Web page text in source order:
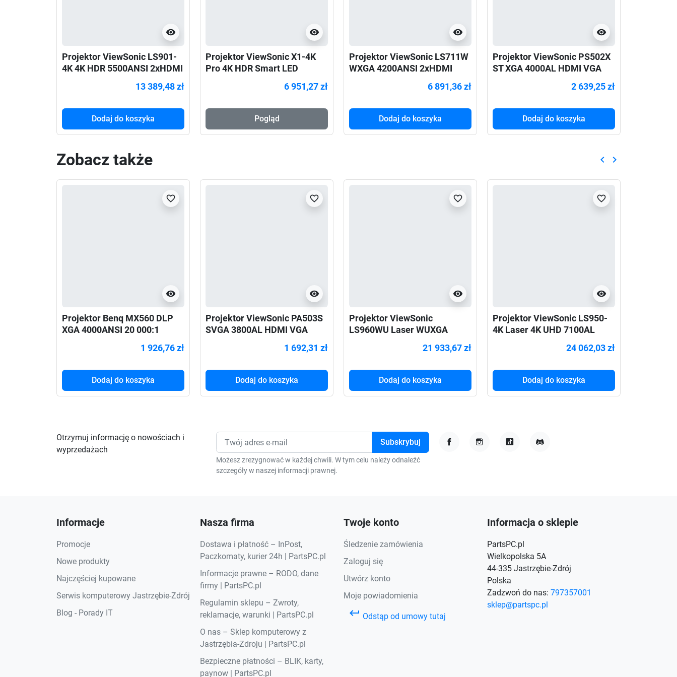
visibility
Projektor ViewSonic LS901-
4K 4K HDR 5500ANSI 2xHDMI
13 389,48 zł
Dodaj do koszyka
visibility
Projektor ViewSonic X1-4K
Pro 4K HDR Smart LED
6 951,27 zł
Pogląd
visibility
Projektor ViewSonic LS711W
WXGA 4200ANSI 2xHDMI
6 891,36 zł
Dodaj do koszyka
visibility
Projektor ViewSonic PS502X
ST XGA 4000AL HDMI VGA
2 639,25 zł
Dodaj do koszyka
Zobacz także Poprzedni
keyboard_arrow_left Następny
keyboard_arrow_right
visibility
favorite_border
Projektor Benq MX560 DLP
XGA 4000ANSI 20 000:1
1 926,76 zł
Dodaj do koszyka
visibility
favorite_border
Projektor ViewSonic PA503S
SVGA 3800AL HDMI VGA
1 692,31 zł
Dodaj do koszyka
visibility
favorite_border
Projektor ViewSonic
LS960WU Laser WUXGA
21 933,67 zł
Dodaj do koszyka
visibility
favorite_border
Projektor ViewSonic LS950-
4K Laser 4K UHD 7100AL
24 062,03 zł
Dodaj do koszyka
Otrzymuj informację o nowościach i
wyprzedażach
Możesz zrezygnować w każdej chwili. W tym celu należy odnaleźć
szczegóły w naszej informacji prawnej.
Informacje
Promocje
Nowe produkty
Najczęściej kupowane
Serwis komputerowy Jastrzębie-Zdrój
Blog - Porady IT
Nasza firma
Dostawa i płatność – InPost,
Paczkomaty, kurier 24h | PartsPC.pl
Informacje prawne – RODO, dane
firmy | PartsPC.pl
Regulamin sklepu – Zwroty,
reklamacje, warunki | PartsPC.pl
O nas – Sklep komputerowy z
Jastrzębia-Zdroju | PartsPC.pl
Bezpieczne płatności – BLIK, karty,
paynow | PartsPC.pl
Twoje konto
Śledzenie zamówienia
Zaloguj się
Utwórz konto
Moje powiadomienia
keyboard_return Odstąp od umowy tutaj
Informacja o sklepie
PartsPC.pl
Wielkopolska 5A
44-335 Jastrzębie-Zdrój
Polska
Zadzwoń do nas: 797357001
sklep@partspc.pl